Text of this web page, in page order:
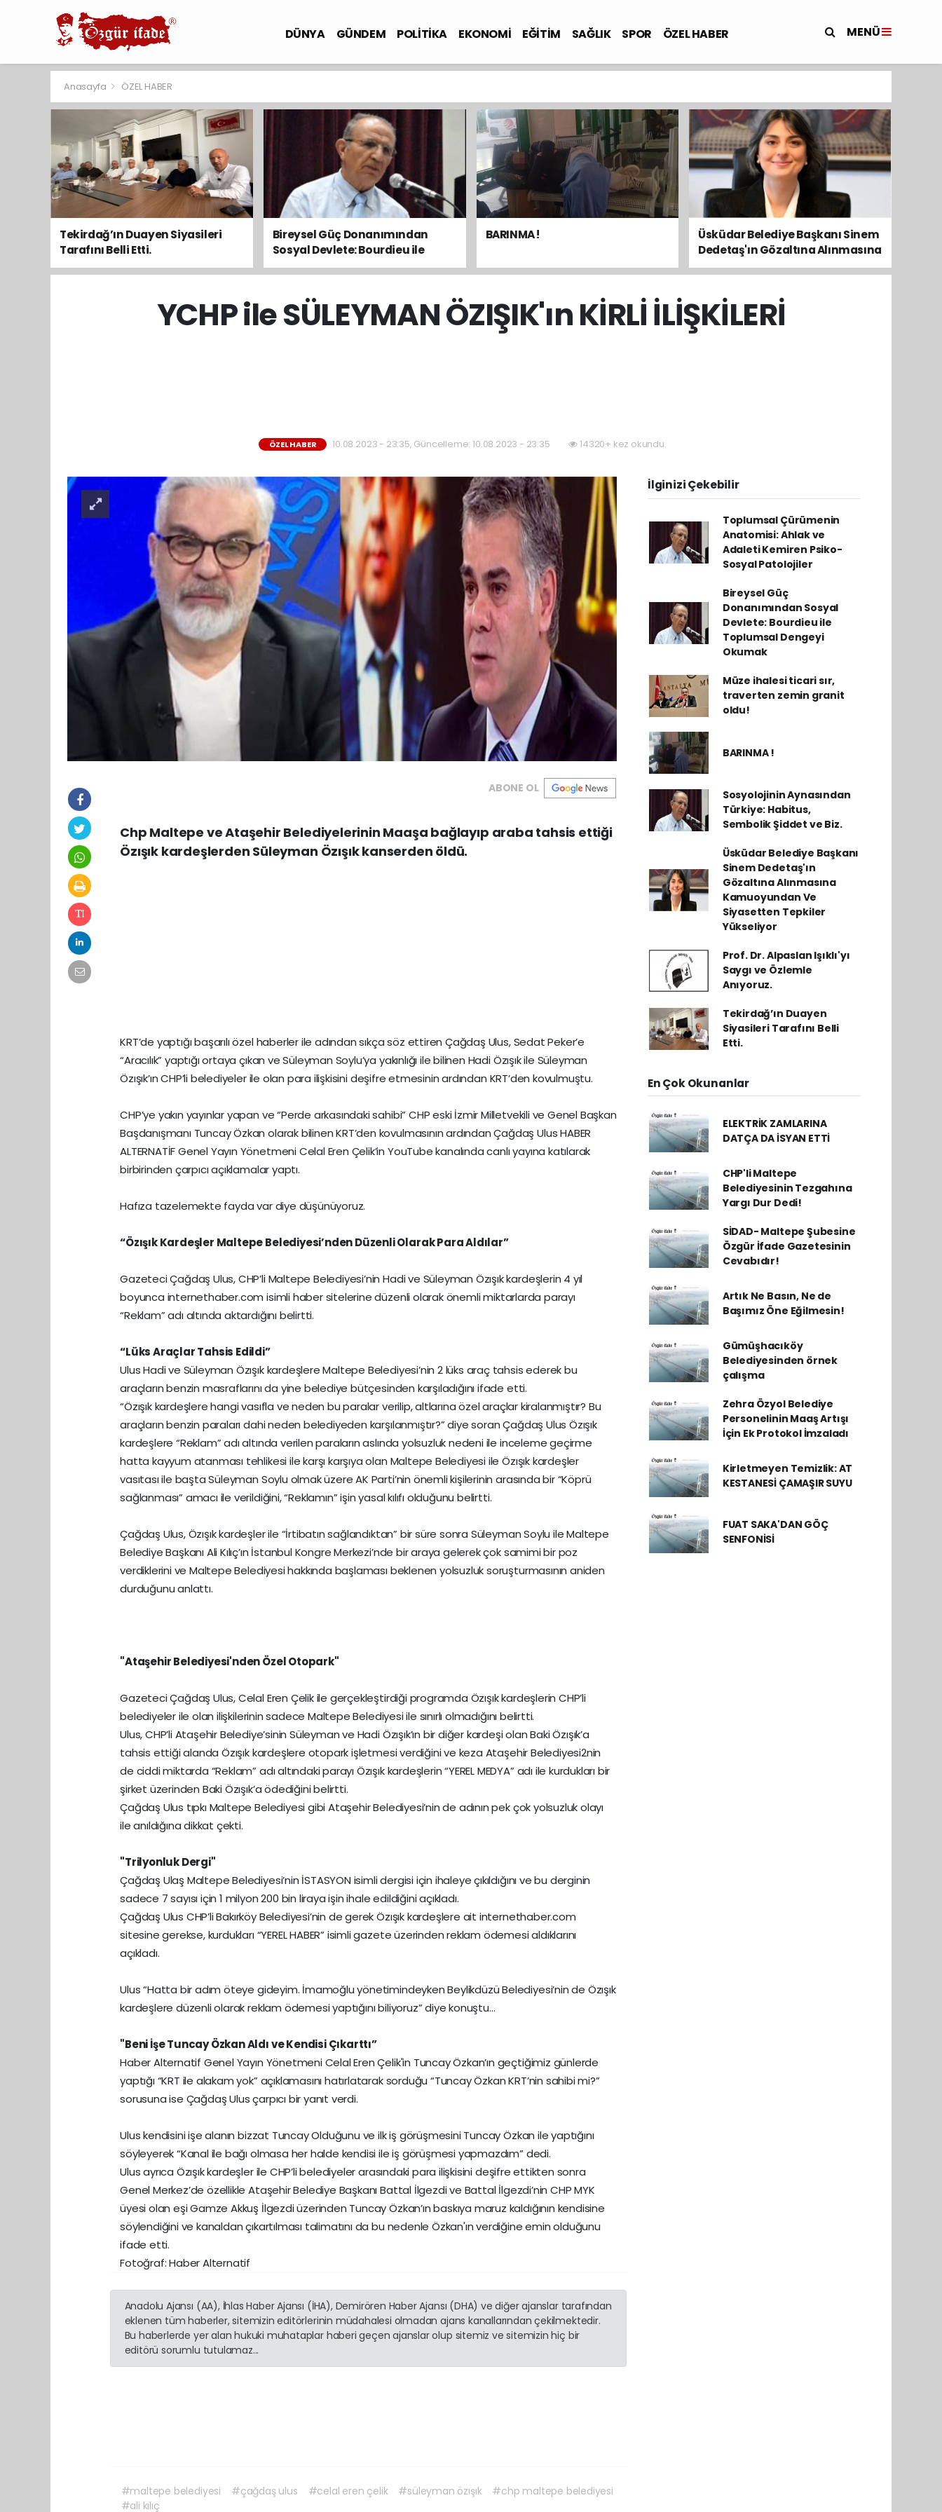
DÜNYA GÜNDEM POLİTİKA EKONOMİ EĞİTİM SAĞLIK SPOR ÖZEL HABER MENÜ
Anasayfa ÖZEL HABER
Tekirdağ’ın Duayen Siyasileri
Tarafını Belli Etti.
Bireysel Güç Donanımından
Sosyal Devlete: Bourdieu ile
Toplumsal Dengeyi Okumak
BARINMA !
Üsküdar Belediye Başkanı Sinem
Dedetaş'ın Gözaltına Alınmasına
Kamuoyundan Ve Siyasetten
YCHP ile SÜLEYMAN ÖZIŞIK'ın KİRLİ İLİŞKİLERİ
ÖZEL HABER 10.08.2023 - 23:35, Güncelleme: 10.08.2023 - 23:35 14320+ kez okundu.
ABONE OL
Chp Maltepe ve Ataşehir Belediyelerinin Maaşa bağlayıp araba tahsis ettiği
Özışık kardeşlerden Süleyman Özışık kanserden öldü.
KRT’de yaptığı başarılı özel haberler ile adından sıkça söz ettiren Çağdaş Ulus, Sedat Peker’e
“Aracılık” yaptığı ortaya çıkan ve Süleyman Soylu’ya yakınlığı ile bilinen Hadi Özışık ile Süleyman
Özışık’ın CHP’li belediyeler ile olan para ilişkisini deşifre etmesinin ardından KRT’den kovulmuştu.
CHP’ye yakın yayınlar yapan ve “Perde arkasındaki sahibi” CHP eski İzmir Milletvekili ve Genel Başkan
Başdanışmanı Tuncay Özkan olarak bilinen KRT’den kovulmasının ardından Çağdaş Ulus HABER
ALTERNATİF Genel Yayın Yönetmeni Celal Eren Çelik’in YouTube kanalında canlı yayına katılarak
birbirinden çarpıcı açıklamalar yaptı.
Hafıza tazelemekte fayda var diye düşünüyoruz.
“Özışık Kardeşler Maltepe Belediyesi’nden Düzenli Olarak Para Aldılar”
Gazeteci Çağdaş Ulus, CHP’li Maltepe Belediyesi’nin Hadi ve Süleyman Özışık kardeşlerin 4 yıl
boyunca internethaber.com isimli haber sitelerine düzenli olarak önemli miktarlarda parayı
“Reklam” adı altında aktardığını belirtti.
“Lüks Araçlar Tahsis Edildi”
Ulus Hadi ve Süleyman Özışık kardeşlere Maltepe Belediyesi’nin 2 lüks araç tahsis ederek bu
araçların benzin masraflarını da yine belediye bütçesinden karşıladığını ifade etti.
“Özışık kardeşlere hangi vasıfla ve neden bu paralar verilip, altlarına özel araçlar kiralanmıştır? Bu
araçların benzin paraları dahi neden belediyeden karşılanmıştır?” diye soran Çağdaş Ulus Özışık
kardeşlere “Reklam” adı altında verilen paraların aslında yolsuzluk nedeni ile inceleme geçirme
hatta kayyum atanması tehlikesi ile karşı karşıya olan Maltepe Belediyesi ile Özışık kardeşler
vasıtası ile başta Süleyman Soylu olmak üzere AK Parti’nin önemli kişilerinin arasında bir “Köprü
sağlanması” amacı ile verildiğini, “Reklamın” işin yasal kılıfı olduğunu belirtti.
Çağdaş Ulus, Özışık kardeşler ile “İrtibatın sağlandıktan” bir süre sonra Süleyman Soylu ile Maltepe
Belediye Başkanı Ali Kılıç’ın İstanbul Kongre Merkezi’nde bir araya gelerek çok samimi bir poz
verdiklerini ve Maltepe Belediyesi hakkında başlaması beklenen yolsuzluk soruşturmasının aniden
durduğunu anlattı.
"Ataşehir Belediyesi'nden Özel Otopark"
Gazeteci Çağdaş Ulus, Celal Eren Çelik ile gerçekleştirdiği programda Özışık kardeşlerin CHP’li
belediyeler ile olan ilişkilerinin sadece Maltepe Belediyesi ile sınırlı olmadığını belirtti.
Ulus, CHP’li Ataşehir Belediye’sinin Süleyman ve Hadi Özışık’ın bir diğer kardeşi olan Baki Özışık’a
tahsis ettiği alanda Özışık kardeşlere otopark işletmesi verdiğini ve keza Ataşehir Belediyesi2nin
de ciddi miktarda “Reklam” adı altındaki parayı Özışık kardeşlerin “YEREL MEDYA” adı ile kurdukları bir
şirket üzerinden Baki Özışık’a ödediğini belirtti.
Çağdaş Ulus tıpkı Maltepe Belediyesi gibi Ataşehir Belediyesi’nin de adının pek çok yolsuzluk olayı
ile anıldığına dikkat çekti.
"Trilyonluk Dergi"
Çağdaş Ulaş Maltepe Belediyesi’nin İSTASYON isimli dergisi için ihaleye çıkıldığını ve bu derginin
sadece 7 sayısı için 1 milyon 200 bin liraya işin ihale edildiğini açıkladı.
Çağdaş Ulus CHP’li Bakırköy Belediyesi’nin de gerek Özışık kardeşlere ait internethaber.com
sitesine gerekse, kurdukları “YEREL HABER” isimli gazete üzerinden reklam ödemesi aldıklarını
açıkladı.
Ulus “Hatta bir adım öteye gideyim. İmamoğlu yönetimindeyken Beylikdüzü Belediyesi’nin de Özışık
kardeşlere düzenli olarak reklam ödemesi yaptığını biliyoruz” diye konuştu…
"Beni İşe Tuncay Özkan Aldı ve Kendisi Çıkarttı”
Haber Alternatif Genel Yayın Yönetmeni Celal Eren Çelik'in Tuncay Özkan’ın geçtiğimiz günlerde
yaptığı “KRT ile alakam yok” açıklamasını hatırlatarak sorduğu “Tuncay Özkan KRT’nin sahibi mi?”
sorusuna ise Çağdaş Ulus çarpıcı bir yanıt verdi.
Ulus kendisini işe alanın bizzat Tuncay Olduğunu ve ilk iş görüşmesini Tuncay Özkan ile yaptığını
söyleyerek “Kanal ile bağı olmasa her halde kendisi ile iş görüşmesi yapmazdım” dedi.
Ulus ayrıca Özışık kardeşler ile CHP’li belediyeler arasındaki para ilişkisini deşifre ettikten sonra
Genel Merkez’de özellikle Ataşehir Belediye Başkanı Battal İlgezdi ve Battal İlgezdi’nin CHP MYK
üyesi olan eşi Gamze Akkuş İlgezdi üzerinden Tuncay Özkan’ın baskıya maruz kaldığının kendisine
söylendiğini ve kanaldan çıkartılması talimatını da bu nedenle Özkan'ın verdiğine emin olduğunu
ifade etti.
Fotoğraf: Haber Alternatif
Anadolu Ajansı (AA), İhlas Haber Ajansı (İHA), Demirören Haber Ajansı (DHA) ve diğer ajanslar tarafından
eklenen tüm haberler, sitemizin editörlerinin müdahalesi olmadan ajans kanallarından çekilmektedir.
Bu haberlerde yer alan hukuki muhataplar haberi geçen ajanslar olup sitemiz ve sitemizin hiç bir
editörü sorumlu tutulamaz...
#maltepe belediyesi #çağdaş ulus #celal eren çelik #süleyman özışık
#chp maltepe belediyesi
#ali kılıç
İlginizi Çekebilir
Toplumsal Çürümenin
Anatomisi: Ahlak ve
Adaleti Kemiren Psiko-
Sosyal Patolojiler
Bireysel Güç
Donanımından Sosyal
Devlete: Bourdieu ile
Toplumsal Dengeyi
Okumak
Müze ihalesi ticari sır,
traverten zemin granit
oldu!
BARINMA !
Sosyolojinin Aynasından
Türkiye: Habitus,
Sembolik Şiddet ve Biz.
Üsküdar Belediye Başkanı
Sinem Dedetaş'ın
Gözaltına Alınmasına
Kamuoyundan Ve
Siyasetten Tepkiler
Yükseliyor
Prof. Dr. Alpaslan Işıklı'yı
Saygı ve Özlemle
Anıyoruz.
Tekirdağ’ın Duayen
Siyasileri Tarafını Belli
Etti.
En Çok Okunanlar
ELEKTRİK ZAMLARINA
DATÇA DA İSYAN ETTİ
CHP'li Maltepe
Belediyesinin Tezgahına
Yargı Dur Dedi!
SİDAD- Maltepe Şubesine
Özgür İfade Gazetesinin
Cevabıdır!
Artık Ne Basın, Ne de
Başımız Öne Eğilmesin!
Gümüşhacıköy
Belediyesinden örnek
çalışma
Zehra Özyol Belediye
Personelinin Maaş Artışı
İçin Ek Protokol İmzaladı
Kirletmeyen Temizlik: AT
KESTANESİ ÇAMAŞIR SUYU
FUAT SAKA'DAN GÖÇ
SENFONİSİ